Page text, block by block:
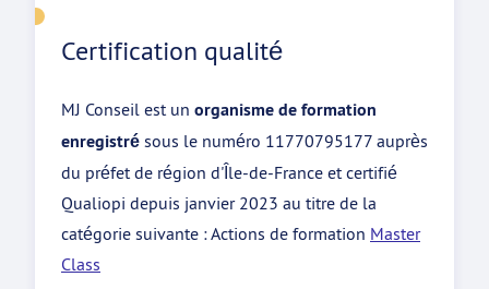
Certification qualité
MJ Conseil est un organisme de formation
enregistré sous le numéro 11770795177 auprès
du préfet de région d'Île-de-France et certifié
Qualiopi depuis janvier 2023 au titre de la
catégorie suivante : Actions de formation Master
Class